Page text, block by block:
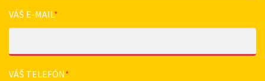
VÁŠ E-MAIL*
VÁŠ TELEFÓN*